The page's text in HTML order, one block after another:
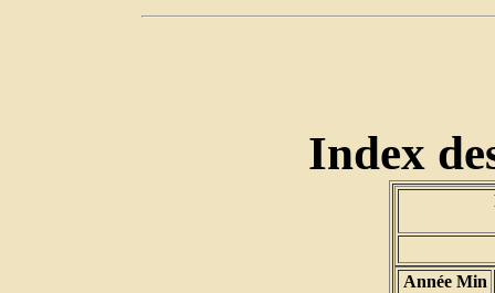
Index
Année Min